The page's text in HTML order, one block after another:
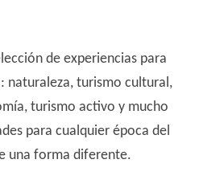
de experiencias para
naturaleza, turismo cultural,
turismo activo y mucho
para cualquier época del
una forma diferente.